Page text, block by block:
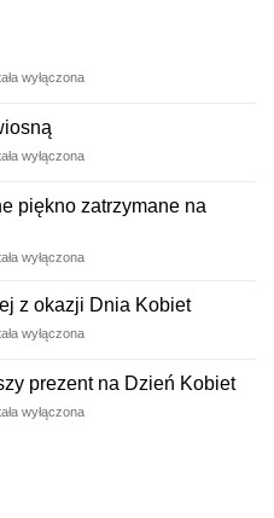
wyłączona
wyłączona
piękno zatrzymane na
wyłączona
z okazji Dnia Kobiet
wyłączona
prezent na Dzień Kobiet
wyłączona